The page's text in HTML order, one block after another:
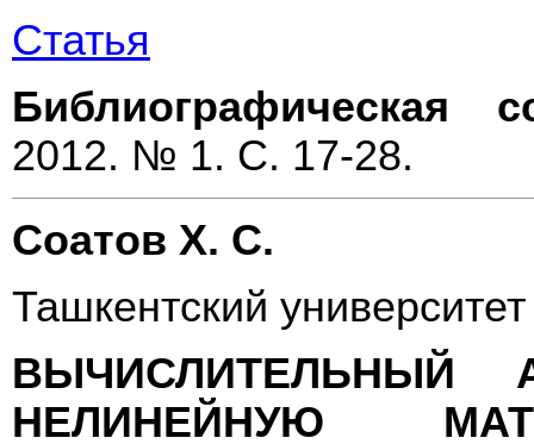
Статья
Библиографическая
2012. № 1. С. 17-28.
Соатов Х. С.
Ташкентский
ВЫЧИСЛИТЕЛЬНЫЙ
НЕЛИНЕЙНУЮ